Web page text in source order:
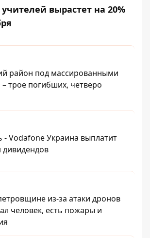
вырастет на 20%
район под массированными
трое погибших, четверо
- Vodafone Украина выплатит
дивидендов
из-за атаки дронов
человек, есть пожары и